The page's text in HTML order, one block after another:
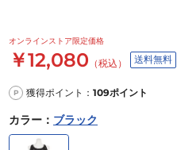
オンラインストア限定価格
￥12,080 （税込） 送料無料
P 獲得ポイント： 109ポイント
カラー ： ブラック